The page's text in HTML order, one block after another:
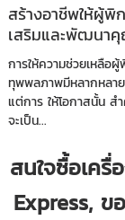
สร้างอาชีพให้ผู้พิ
เสริมและพัฒนา
การให้ความช่วยเหลือ
ทุพพลภาพมีหลากหลา
แต่การ ให้โอกาสนั้น
จะเป็น...
สนใจซื้อเค
Express,